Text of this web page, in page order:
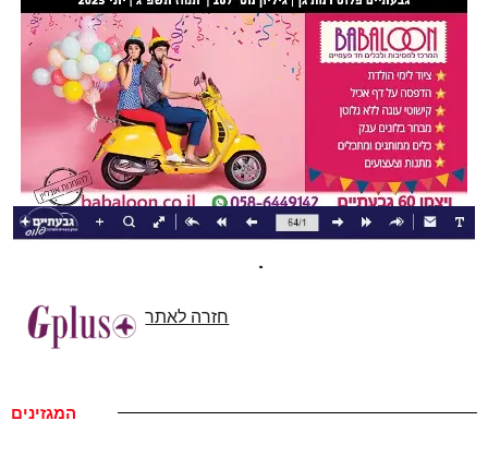
חזרה לאתר
המגזינים